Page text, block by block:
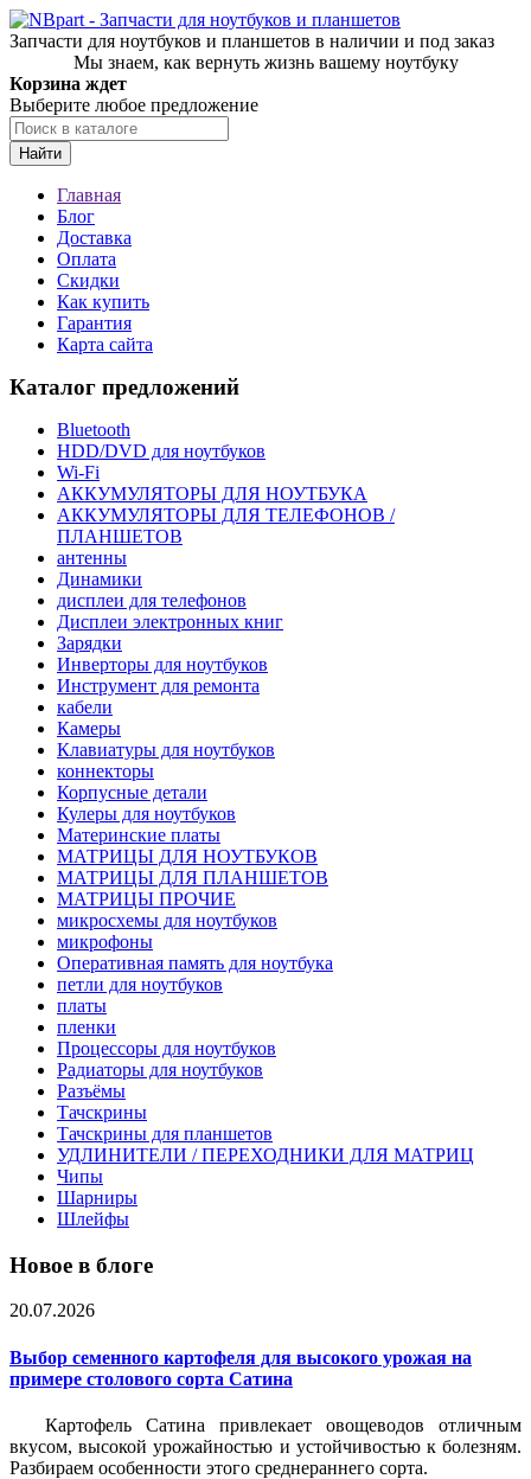
Запчасти для ноутбуков и планшетов в наличии и под заказ
Мы знаем, как вернуть жизнь вашему ноутбуку
Корзина ждет
Выберите любое предложение
Найти
Главная
Блог
Доставка
Оплата
Скидки
Как купить
Гарантия
Карта сайта
Каталог предложений
Bluetooth
HDD/DVD для ноутбуков
Wi-Fi
АККУМУЛЯТОРЫ ДЛЯ НОУТБУКА
АККУМУЛЯТОРЫ ДЛЯ ТЕЛЕФОНОВ /
ПЛАНШЕТОВ
антенны
Динамики
дисплеи для телефонов
Дисплеи электронных книг
Зарядки
Инверторы для ноутбуков
Инструмент для ремонта
кабели
Камеры
Клавиатуры для ноутбуков
коннекторы
Корпусные детали
Кулеры для ноутбуков
Материнские платы
МАТРИЦЫ ДЛЯ НОУТБУКОВ
МАТРИЦЫ ДЛЯ ПЛАНШЕТОВ
МАТРИЦЫ ПРОЧИЕ
микросхемы для ноутбуков
микрофоны
Оперативная память для ноутбука
петли для ноутбуков
платы
пленки
Процессоры для ноутбуков
Радиаторы для ноутбуков
Разъёмы
Тачскрины
Тачскрины для планшетов
УДЛИНИТЕЛИ / ПЕРЕХОДНИКИ ДЛЯ МАТРИЦ
Чипы
Шарниры
Шлейфы
Новое в блоге
20.07.2026
Выбор семенного картофеля для высокого урожая на
примере столового сорта Сатина
Картофель Сатина привлекает овощеводов отличным
вкусом, высокой урожайностью и устойчивостью к болезням.
Разбираем особенности этого среднераннего сорта.